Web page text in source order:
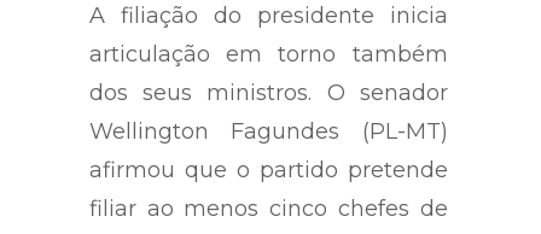
A filiação do presidente inicia
articulação em torno também
dos seus ministros. O senador
Wellington Fagundes (PL-MT)
afirmou que o partido pretende